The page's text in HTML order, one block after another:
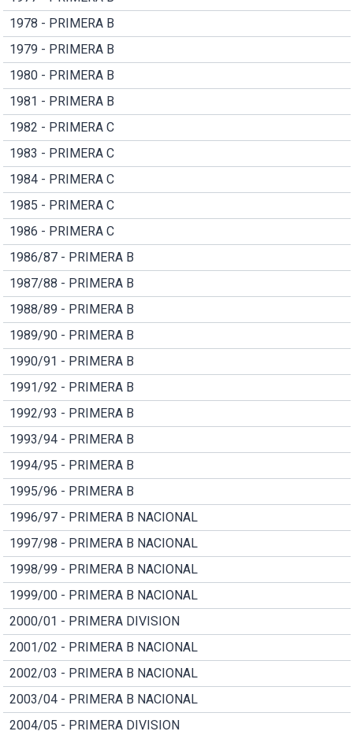
1978 - PRIMERA B
1979 - PRIMERA B
1980 - PRIMERA B
1981 - PRIMERA B
1982 - PRIMERA C
1983 - PRIMERA C
1984 - PRIMERA C
1985 - PRIMERA C
1986 - PRIMERA C
1986/87 - PRIMERA B
1987/88 - PRIMERA B
1988/89 - PRIMERA B
1989/90 - PRIMERA B
1990/91 - PRIMERA B
1991/92 - PRIMERA B
1992/93 - PRIMERA B
1993/94 - PRIMERA B
1994/95 - PRIMERA B
1995/96 - PRIMERA B
1996/97 - PRIMERA B NACIONAL
1997/98 - PRIMERA B NACIONAL
1998/99 - PRIMERA B NACIONAL
1999/00 - PRIMERA B NACIONAL
2000/01 - PRIMERA DIVISION
2001/02 - PRIMERA B NACIONAL
2002/03 - PRIMERA B NACIONAL
2003/04 - PRIMERA B NACIONAL
2004/05 - PRIMERA DIVISION